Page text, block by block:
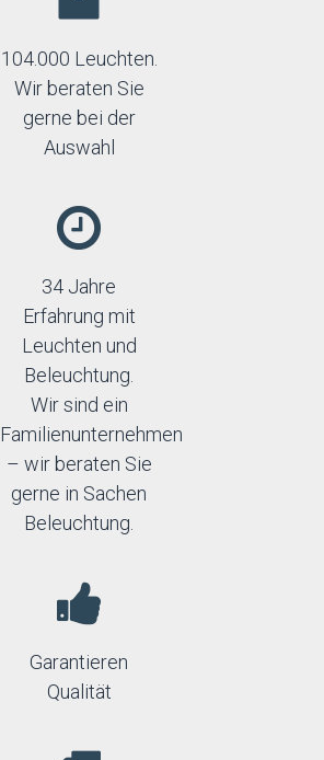
104.000 Leuchten.
Wir beraten Sie
gerne bei der
Auswahl
34 Jahre
Erfahrung mit
Leuchten und
Beleuchtung.
Wir sind ein
Familienunternehmen
– wir beraten Sie
gerne in Sachen
Beleuchtung.
Garantieren
Qualität